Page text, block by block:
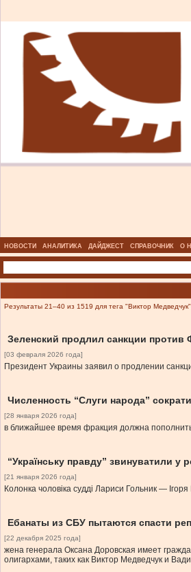
НОВОСТИ АНАЛИТИКА ДАЙДЖЕСТ СПРАВОЧНИК О
Результаты 21–40 из 1519 для тега "Виктор Медведчук".
Зеленский продлил санкции против
[03 февраля 2026 года]
Президент Украины заявил о продлении
Численность “Слуги народа”
[28 января 2026 года]
в ближайшее время фракция должна
“Українську правду” звинуватили у
[21 января 2026 года]
Колонка чоловіка судді Лариси Гольник —
Ебанаты из СБУ пытаются спасти
[22 декабря 2025 года]
жена генерала Оксана Доровская имеет
олигархами, таких как Виктор Медведчук и